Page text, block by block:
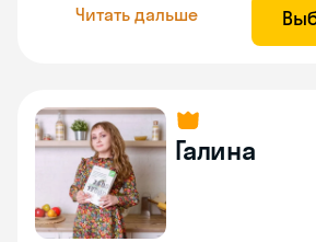
Читать дальше
Галина